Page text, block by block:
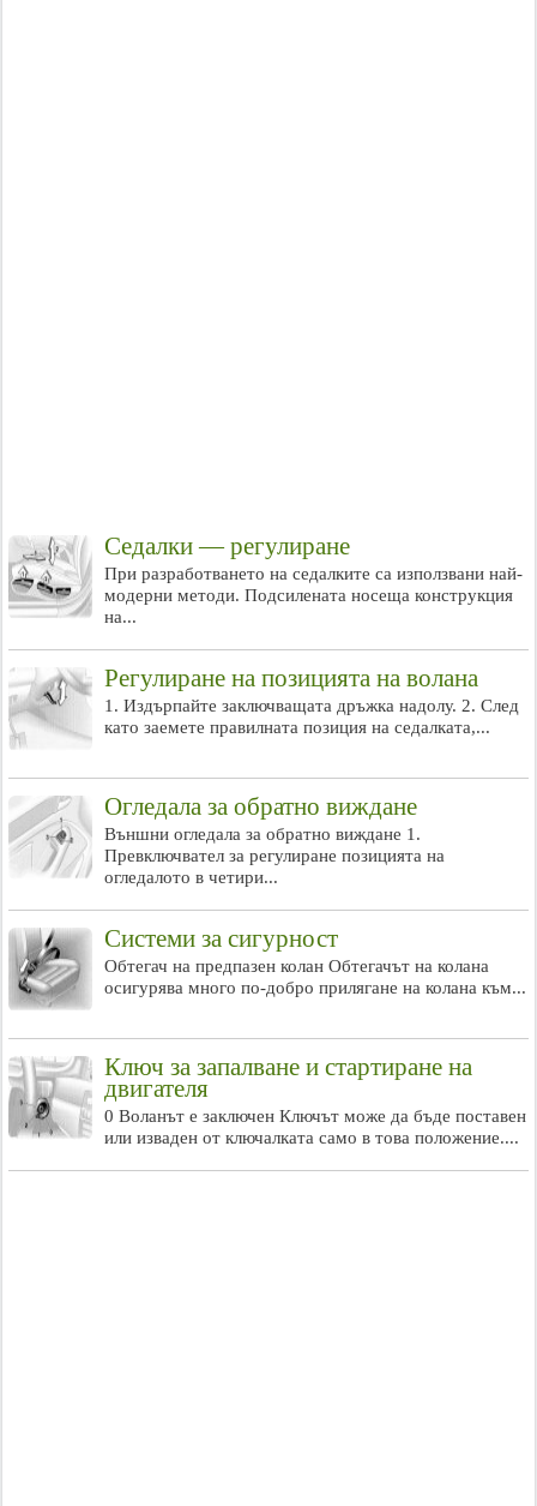
Седалки — регулиране
При разработването на седалките са използвани най-
модерни методи. Подсилената носеща конструкция
на...
Регулиране на позицията на волана
1. Издърпайте заключващата дръжка надолу. 2. След
като заемете правилната позиция на седалката,...
Огледала за обратно виждане
Външни огледала за обратно виждане 1.
Превключвател за регулиране позицията на
огледалото в четири...
Системи за сигурност
Обтегач на предпазен колан Обтегачът на колана
осигурява много по-добро прилягане на колана към...
Ключ за запалване и стартиране на
двигателя
0 Воланът е заключен Ключът може да бъде поставен
или изваден от ключалката само в това положение....